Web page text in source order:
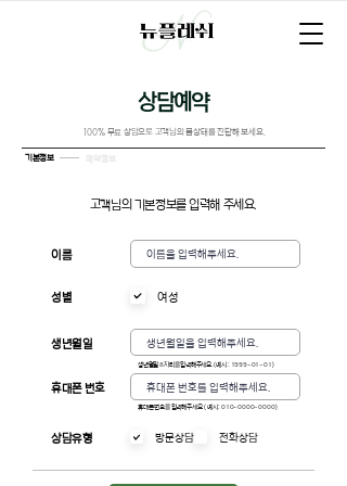
상담예약
100% 무료 상담으로 고객님의 몸상태를 진단해 보세요.
기본정보 예약정보
고객님의 기본정보를입력해 주세요.
이름
성별 여성
생년월일
생년월일 8자리를 입력해주세요. ( 예시 : 1999-01-01)
휴대폰 번호
상담유형
휴대폰 번호를 입력해주세요. ( 예시 : 010-0000-0000)
방문상담 전화상담